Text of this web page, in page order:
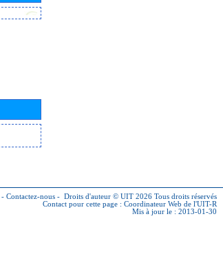
- Contactez-nous - Droits d'auteur © UIT 2026 Tous droits réservés
Contact pour cette page : Coordinateur Web de l'UIT-R
Mis à jour le : 2013-01-30